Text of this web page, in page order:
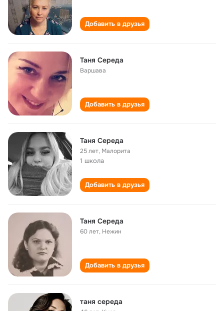
Добавить в друзья
Таня Середа
Варшава
Добавить в друзья
Таня Середа
25 лет, Малорита
1 школа
Добавить в друзья
Таня Середа
60 лет, Нежин
Добавить в друзья
таня середа